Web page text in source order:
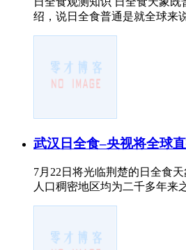
绍，说日全食普通是就全球来
武汉日全食–央视将全球
7月22日将光临荆楚的日全食
人口稠密地区均为二千多年来